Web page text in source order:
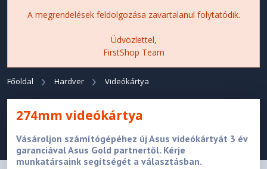
A megrendelések feldolgozása zavartalanul folytatódik.
Üdvözlettel,
FirstShop Team
Főoldal Hardver Videókártya
274mm videókártya
Vásároljon számítógépéhez új Asus videókártyát 3 év
garanciával Asus Gold partnertől. Kérje
munkatársaink segítségét a választásban.